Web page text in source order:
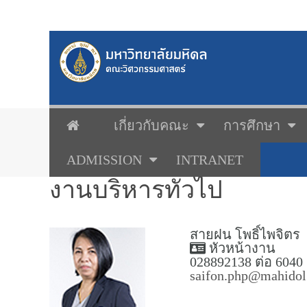
เกี่ยวกับคณะ การศึกษา
ADMISSION INTRANET
งานบริหารทั่วไป
สายฝน โพธิ์ไพจิตร
หัวหน้างาน
028892138 ต่อ 6040